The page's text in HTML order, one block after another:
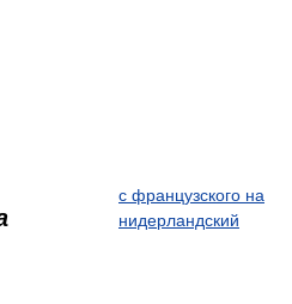
с французского на
нидерландский